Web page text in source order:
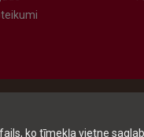
ko tīmekļa vietne